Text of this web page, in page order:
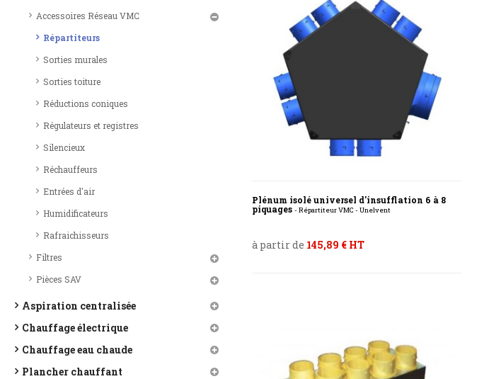
Accessoires Réseau VMC
Répartiteurs
Sorties murales
Sorties toiture
Réductions coniques
Régulateurs et registres
Silencieux
Réchauffeurs
Entrées d'air
Humidificateurs
Rafraichisseurs
Filtres
Pièces SAV
Aspiration centralisée
Chauffage électrique
Chauffage eau chaude
Plancher chauffant
Plénum isolé universel d'insufflation 6 à 8
piquages - Répartiteur VMC - Unelvent
à partir de 145,89 € HT